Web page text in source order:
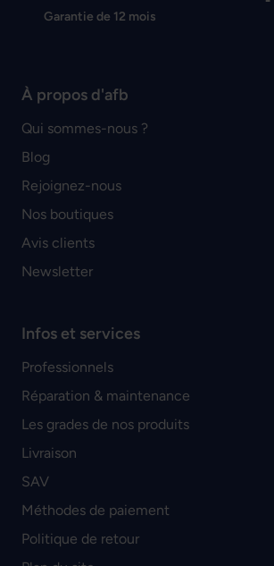
Garantie de 12 mois
À propos d'afb
Qui sommes-nous ?
Blog
Rejoignez-nous
Nos boutiques
Avis clients
Newsletter
Infos et services
Professionnels
Réparation & maintenance
Les grades de nos produits
Livraison
SAV
Méthodes de paiement
Politique de retour